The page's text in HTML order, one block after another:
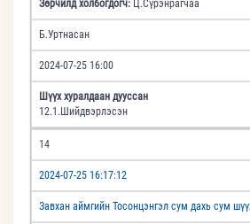
Зөрчилд холбогдогч: Ц.Сүрэнрагчаа
Б.Уртнасан
2024-07-25 16:00
Шүүх хуралдаан дууссан
12.1.Шийдвэрлэсэн
14
2024-07-25 16:17:12
Завхан аймгийн Тосонцэнгэл сум дахь сум